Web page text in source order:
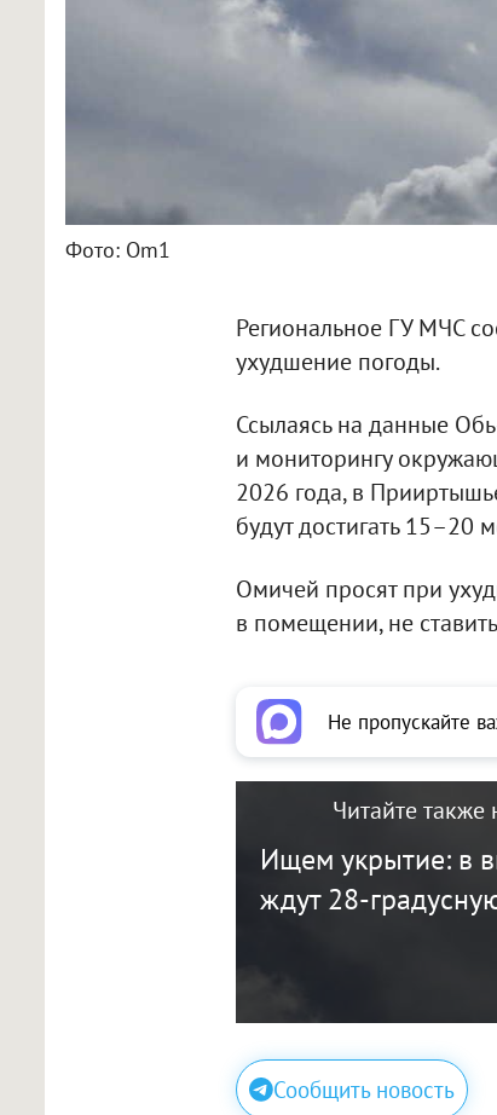
Фото: Om1
Региональное ГУ МЧС
ухудшение погоды.
Ссылаясь на данные
и мониторингу
2026 года, в
будут достигать 15–20
Омичей просят при
в помещении, не
Не пропускайте
Читайте также
Ищем укрытие: в
ждут 28-
Сообщить новость